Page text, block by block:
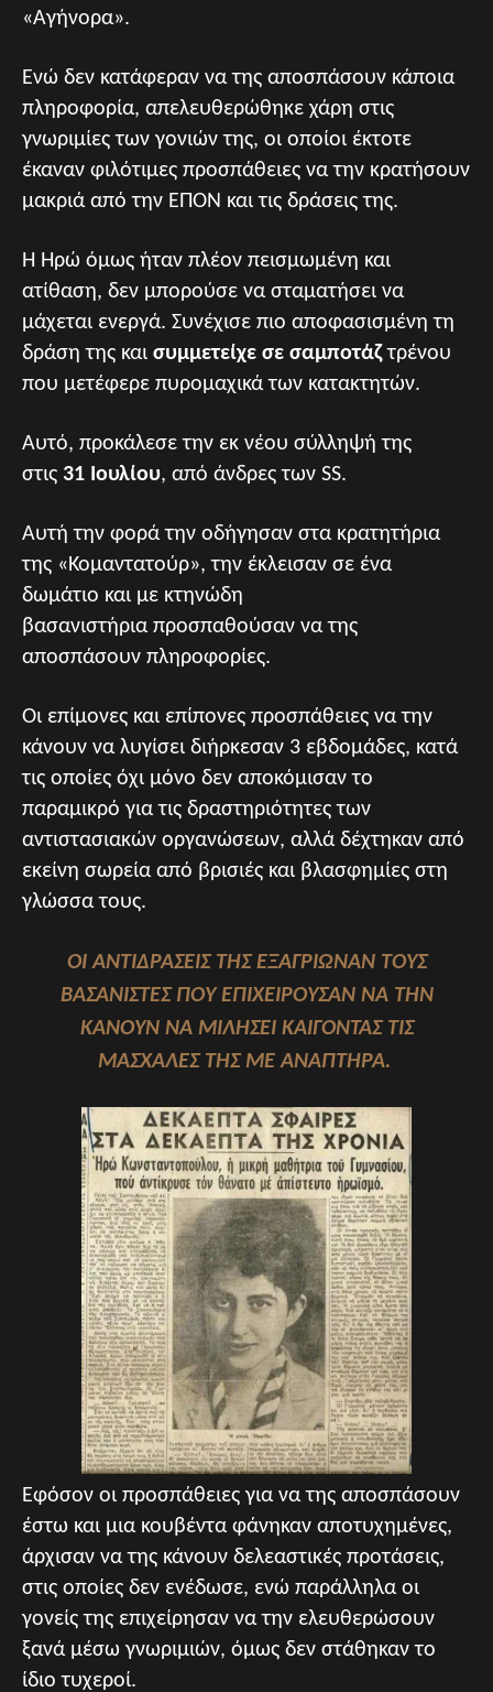
«Αγήνορα».
Ενώ δεν κατάφεραν να της αποσπάσουν κάποια
πληροφορία, απελευθερώθηκε χάρη στις
γνωριμίες των γονιών της, οι οποίοι έκτοτε
έκαναν φιλότιμες προσπάθειες να την κρατήσουν
μακριά από την ΕΠΟΝ και τις δράσεις της.
Η Ηρώ όμως ήταν πλέον πεισμωμένη και
ατίθαση, δεν μπορούσε να σταματήσει να
μάχεται ενεργά. Συνέχισε πιο αποφασισμένη τη
δράση της και συμμετείχε σε σαμποτάζτρένου
που μετέφερε πυρομαχικά των κατακτητών.
Αυτό, προκάλεσε την εκ νέου σύλληψή της
στις 31 Ιουλίου, από άνδρες των SS.
Αυτή την φορά την οδήγησαν στα κρατητήρια
της «Κομαντατούρ», την έκλεισαν σε ένα
δωμάτιο και με κτηνώδη
βασανιστήρια προσπαθούσαν να της
αποσπάσουν πληροφορίες.
Οι επίμονες και επίπονες προσπάθειες να την
κάνουν να λυγίσει διήρκεσαν 3 εβδομάδες, κατά
τις οποίες όχι μόνο δεν αποκόμισαν το
παραμικρό για τις δραστηριότητες των
αντιστασιακών οργανώσεων, αλλά δέχτηκαν από
εκείνη σωρεία από βρισιές και βλασφημίες στη
γλώσσα τους.
ΟΙ ΑΝΤΙΔΡΆΣΕΙΣ ΤΗΣ ΕΞΑΓΡΊΩΝΑΝ ΤΟΥΣ
ΒΑΣΑΝΙΣΤΈΣ ΠΟΥ ΕΠΙΧΕΙΡΟΎΣΑΝ ΝΑ ΤΗΝ
ΚΆΝΟΥΝ ΝΑ ΜΙΛΉΣΕΙ ΚΑΊΓΟΝΤΑΣ ΤΙΣ
ΜΑΣΧΆΛΕΣ ΤΗΣ ΜΕ ΑΝΑΠΤΉΡΑ.
Εφόσον οι προσπάθειες για να της αποσπάσουν
έστω και μια κουβέντα φάνηκαν αποτυχημένες,
άρχισαν να της κάνουν δελεαστικές προτάσεις,
στις οποίες δεν ενέδωσε, ενώ παράλληλα οι
γονείς της επιχείρησαν να την ελευθερώσουν
ξανά μέσω γνωριμιών, όμως δεν στάθηκαν το
ίδιο τυχεροί.